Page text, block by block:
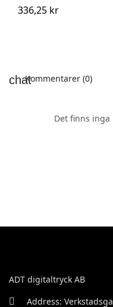
336,25 kr
Kommentarer (0)
Det finns
ADT digitaltryck AB
Address: